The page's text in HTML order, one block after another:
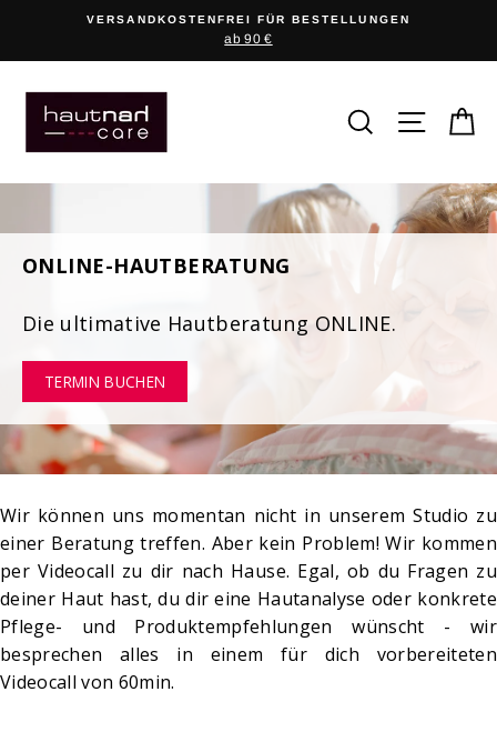
Inhalt
FÜR BESTELLUNGEN
SUCHE
ONLINE-HAUTBERATUNG
Die ultimative Hautberatung ONLINE.
TERMIN BUCHEN
Wir können uns momentan nicht in unserem Studio zu
einer Beratung treffen. Aber kein Problem! Wir kommen
per Videocall zu dir nach Hause. Egal, ob du Fragen zu
deiner Haut hast, du dir eine Hautanalyse oder konkrete
Pflege- und Produktempfehlungen wünscht - wir
besprechen alles in einem für dich vorbereiteten
Videocall von 60min.